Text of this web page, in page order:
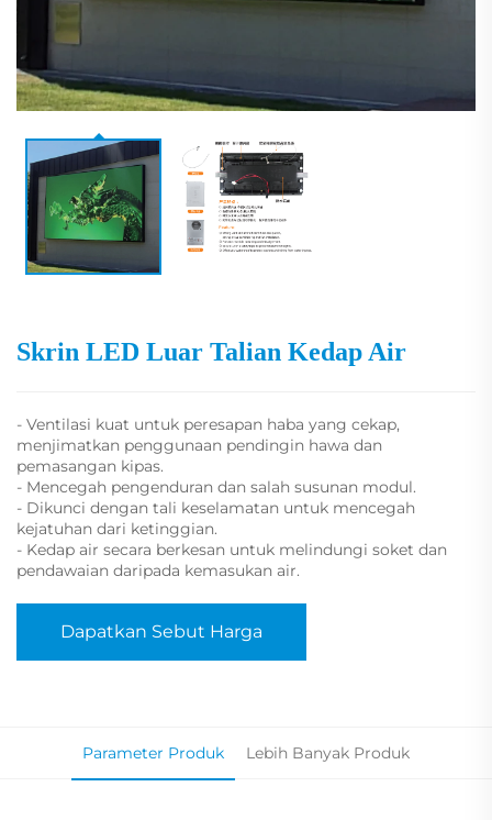
Skrin LED Luar Talian Kedap Air
- Ventilasi kuat untuk peresapan haba yang cekap,
menjimatkan penggunaan pendingin hawa dan
pemasangan kipas.
- Mencegah pengenduran dan salah susunan modul.
- Dikunci dengan tali keselamatan untuk mencegah
kejatuhan dari ketinggian.
- Kedap air secara berkesan untuk melindungi soket dan
pendawaian daripada kemasukan air.
Dapatkan Sebut Harga
Parameter Produk Lebih Banyak Produk